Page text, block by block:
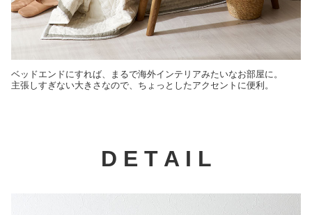
ベッドエンドにすれば、まるで海外インテリアみたいなお部屋に。
主張しすぎない大きさなので、ちょっとしたアクセントに便利。
D E T A I L